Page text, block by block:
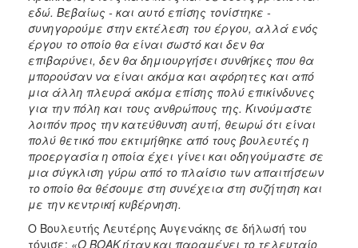
εδώ. Βεβαίως - και αυτό επίσης τονίστηκε -
συνηγορούμε στην εκτέλεση του έργου, αλλά ενός
έργου το οποίο θα είναι σωστό και δεν θα
επιβαρύνει, δεν θα δημιουργήσει συνθήκες που θα
μπορούσαν να είναι ακόμα και αφόρητες και από
μια άλλη πλευρά ακόμα επίσης πολύ επικίνδυνες
για την πόλη και τους ανθρώπους της. Κινούμαστε
λοιπόν προς την κατεύθυνση αυτή, θεωρώ ότι είναι
πολύ θετικό που εκτιμήθηκε από τους βουλευτές η
προεργασία η οποία έχει γίνει και οδηγούμαστε σε
μια σύγκλιση γύρω από το πλαίσιο των απαιτήσεων
το οποίο θα θέσουμε στη συνέχεια στη συζήτηση και
με την κεντρική κυβέρνηση.
Ο Βουλευτής Λευτέρης Αυγενάκης σε δήλωσή του
τόνισε: «Ο ΒΟΑΚ ήταν και παραμένει το τελευταίο